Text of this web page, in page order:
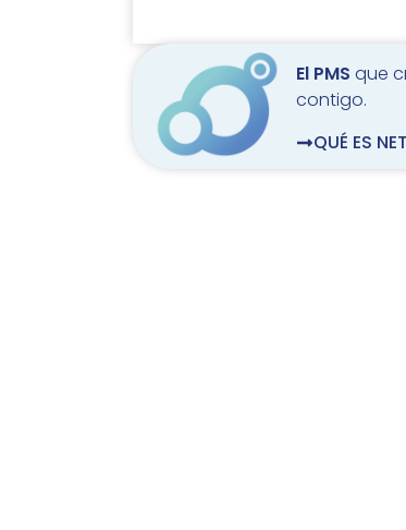
El PMS que
contigo.
QUÉ ES